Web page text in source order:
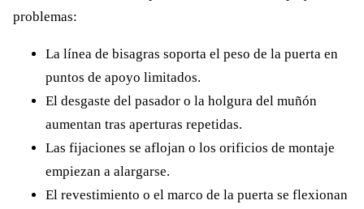
problemas:
La línea de bisagras soporta el peso de la puerta en
puntos de apoyo limitados.
El desgaste del pasador o la holgura del muñón
aumentan tras aperturas repetidas.
Las fijaciones se aflojan o los orificios de montaje
empiezan a alargarse.
El revestimiento o el marco de la puerta se flexionan